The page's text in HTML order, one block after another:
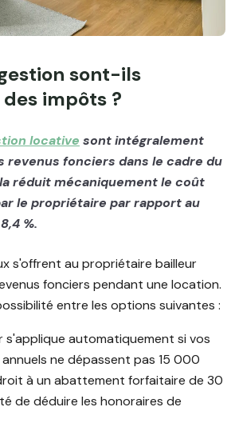
sont-ils
impôts ?
locative sont intégralement
revenus fonciers dans le cadre du
réduit mécaniquement le coût
le propriétaire par rapport au
%.
s'offrent au propriétaire bailleur
fonciers pendant une location.
entre les options suivantes :
s'applique automatiquement si vos
ne dépassent pas 15 000
à un abattement forfaitaire de 30
de déduire les honoraires de